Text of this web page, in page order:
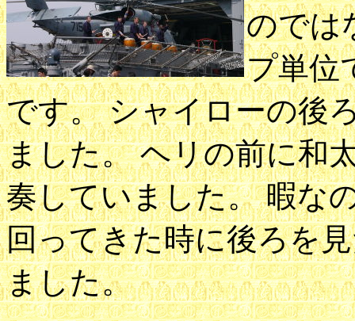
のでは
プ単位
です。 シャイローの後
ました。 ヘリの前に和
奏していました。 暇な
回ってきた時に後ろを
ました。